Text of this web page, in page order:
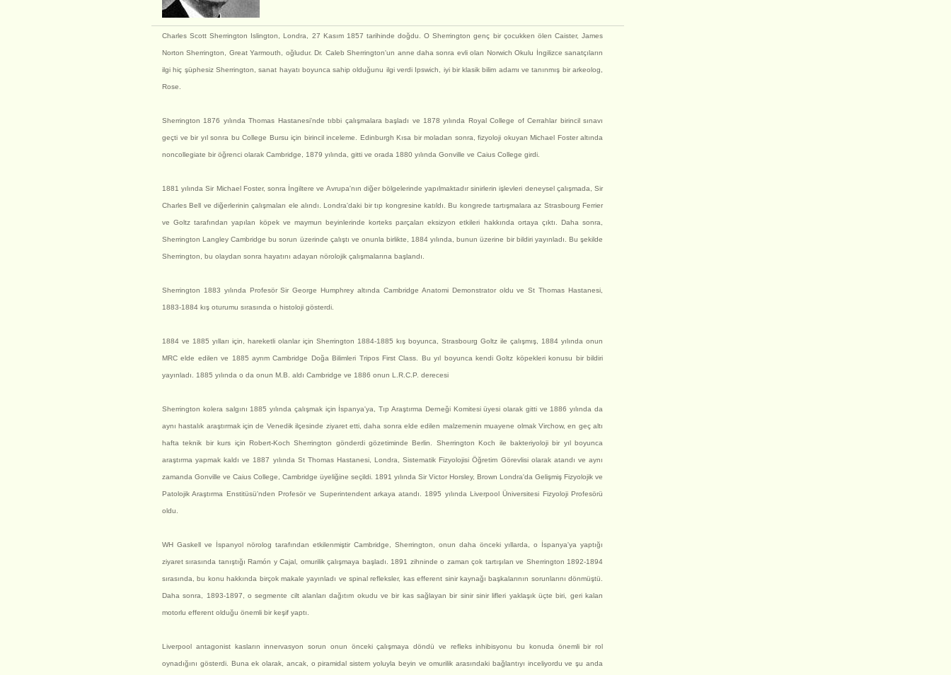
Charles Scott Sherrington Islington, Londra, 27 Kasım 1857 tarihinde doğdu. O Sherrington genç bir çocukken ölen Caister, James
Norton Sherrington, Great Yarmouth, oğludur. Dr. Caleb Sherrington'un anne daha sonra evli olan Norwich Okulu İngilizce sanatçıların
ilgi hiç şüphesiz Sherrington, sanat hayatı boyunca sahip olduğunu ilgi verdi Ipswich, iyi bir klasik bilim adamı ve tanınmış bir arkeolog,
Rose.
Sherrington 1876 yılında Thomas Hastanesi'nde tıbbi çalışmalara başladı ve 1878 yılında Royal College of Cerrahlar birincil sınavı
geçti ve bir yıl sonra bu College Bursu için birincil inceleme. Edinburgh Kısa bir moladan sonra, fizyoloji okuyan Michael Foster altında
noncollegiate bir öğrenci olarak Cambridge, 1879 yılında, gitti ve orada 1880 yılında Gonville ve Caius College girdi.
1881 yılında Sir Michael Foster, sonra İngiltere ve Avrupa'nın diğer bölgelerinde yapılmaktadır sinirlerin işlevleri deneysel çalışmada, Sir
Charles Bell ve diğerlerinin çalışmaları ele alındı. Londra'daki bir tıp kongresine katıldı. Bu kongrede tartışmalara az Strasbourg Ferrier
ve Goltz tarafından yapılan köpek ve maymun beyinlerinde korteks parçaları eksizyon etkileri hakkında ortaya çıktı. Daha sonra,
Sherrington Langley Cambridge bu sorun üzerinde çalıştı ve onunla birlikte, 1884 yılında, bunun üzerine bir bildiri yayınladı. Bu şekilde
Sherrington, bu olaydan sonra hayatını adayan nörolojik çalışmalarına başlandı.
Sherrington 1883 yılında Profesör Sir George Humphrey altında Cambridge Anatomi Demonstrator oldu ve St Thomas Hastanesi,
1883-1884 kış oturumu sırasında o histoloji gösterdi.
1884 ve 1885 yılları için, hareketli olanlar için Sherrington 1884-1885 kış boyunca, Strasbourg Goltz ile çalışmış, 1884 yılında onun
MRC elde edilen ve 1885 ayrım Cambridge Doğa Bilimleri Tripos First Class. Bu yıl boyunca kendi Goltz köpekleri konusu bir bildiri
yayınladı. 1885 yılında o da onun M.B. aldı Cambridge ve 1886 onun L.R.C.P. derecesi
Sherrington kolera salgını 1885 yılında çalışmak için İspanya'ya, Tıp Araştırma Derneği Komitesi üyesi olarak gitti ve 1886 yılında da
aynı hastalık araştırmak için de Venedik ilçesinde ziyaret etti, daha sonra elde edilen malzemenin muayene olmak Virchow, en geç altı
hafta teknik bir kurs için Robert-Koch Sherrington gönderdi gözetiminde Berlin. Sherrington Koch ile bakteriyoloji bir yıl boyunca
araştırma yapmak kaldı ve 1887 yılında St Thomas Hastanesi, Londra, Sistematik Fizyolojisi Öğretim Görevlisi olarak atandı ve aynı
zamanda Gonville ve Caius College, Cambridge üyeliğine seçildi. 1891 yılında Sir Victor Horsley, Brown Londra'da Gelişmiş Fizyolojik ve
Patolojik Araştırma Enstitüsü'nden Profesör ve Superintendent arkaya atandı. 1895 yılında Liverpool Üniversitesi Fizyoloji Profesörü
oldu.
WH Gaskell ve İspanyol nörolog tarafından etkilenmiştir Cambridge, Sherrington, onun daha önceki yıllarda, o İspanya'ya yaptığı
ziyaret sırasında tanıştığı Ramón y Cajal, omurilik çalışmaya başladı. 1891 zihninde o zaman çok tartışılan ve Sherrington 1892-1894
sırasında, bu konu hakkında birçok makale yayınladı ve spinal refleksler, kas efferent sinir kaynağı başkalarının sorunlarını dönmüştü.
Daha sonra, 1893-1897, o segmente cilt alanları dağıtım okudu ve bir kas sağlayan bir sinir sinir lifleri yaklaşık üçte biri, geri kalan
motorlu efferent olduğu önemli bir keşif yaptı.
Liverpool antagonist kasların innervasyon sorun onun önceki çalışmaya döndü ve refleks inhibisyonu bu konuda önemli bir rol
oynadığını gösterdi. Buna ek olarak, ancak, o piramidal sistem yoluyla beyin ve omurilik arasındaki bağlantıyı inceliyordu ve şu anda